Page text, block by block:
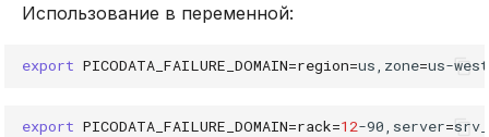
Использование в переменной:
export PICODATA_FAILURE_DOMAIN=region=us,zone=
export PICODATA_FAILURE_DOMAIN=rack=12-90,server=